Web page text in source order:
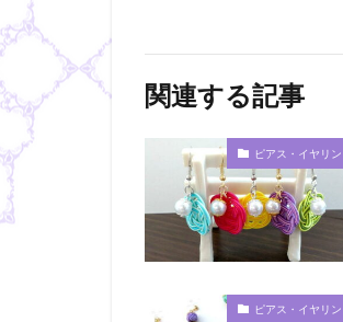
関連する記事
ピアス・イヤリ
ピアス・イヤリ